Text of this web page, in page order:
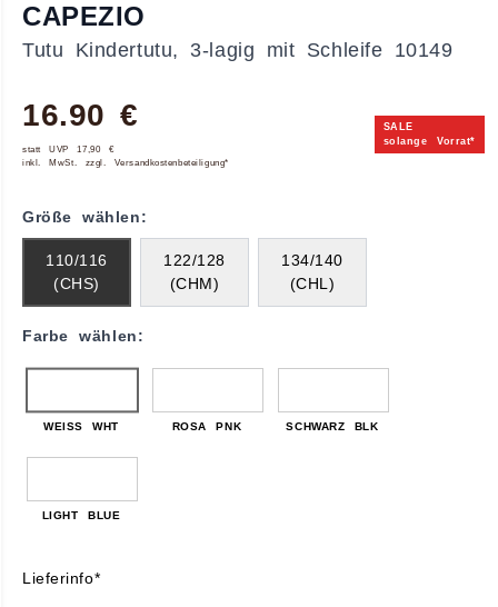
SALE
solange Vorrat*
CAPEZIO
Tutu Kindertutu, 3-lagig mit Schleife 10149
16.90 €
statt UVP 17,90 €
inkl. MwSt. zzgl. Versandkostenbeteiligung*
Größe wählen:
110/116
(CHS)
122/128
(CHM)
134/140
(CHL)
Farbe wählen:
WEISS WHT ROSA PNK SCHWARZ BLK
LIGHT BLUE
Lieferinfo*